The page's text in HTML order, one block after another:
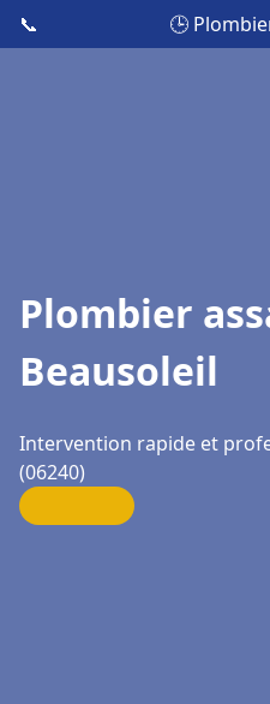
📞 🕒
Plombier
Beausoleil
Intervention rapide et
(06240)